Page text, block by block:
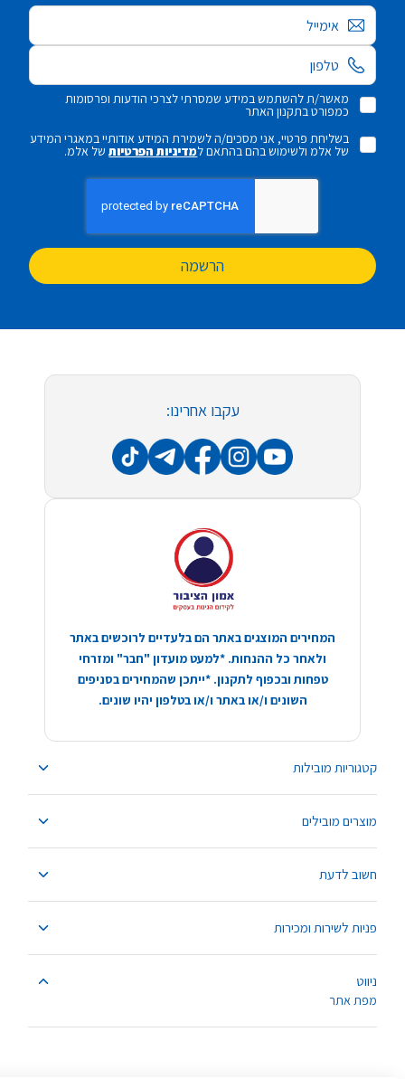
אימייל
מאשר/ת להשתמש במידע שמסרתי לצרכי הודעות ופרסומות
כמפורט בתקנון האתר
בשליחת פרטיי, אני מסכים/ה לשמירת המידע אודותיי במאגרי המידע
של אלמ ולשימוש בהם בהתאם למדיניות הפרטיותשל אלמ.
הרשמה
קטגוריות מובילות
מוצרים מובילים
חשוב לדעת
פניות לשירות ומכירות
ניווט
מפת אתר
עקבו אחרינו:
המחירים המוצגים באתר הם בלעדיים לרוכשים באתר
ולאחר כל ההנחות. *למעט מועדון "חבר" ומזרחי
טפחות ובכפוף לתקנון. *ייתכן שהמחירים בסניפים
השונים ו/או באתר ו/או בטלפון יהיו שונים.